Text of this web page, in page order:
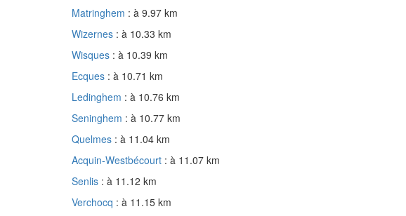
Matringhem : à 9.97 km
Wizernes : à 10.33 km
Wisques : à 10.39 km
Ecques : à 10.71 km
Ledinghem : à 10.76 km
Seninghem : à 10.77 km
Quelmes : à 11.04 km
Acquin-Westbécourt : à 11.07 km
Senlis : à 11.12 km
Verchocq : à 11.15 km